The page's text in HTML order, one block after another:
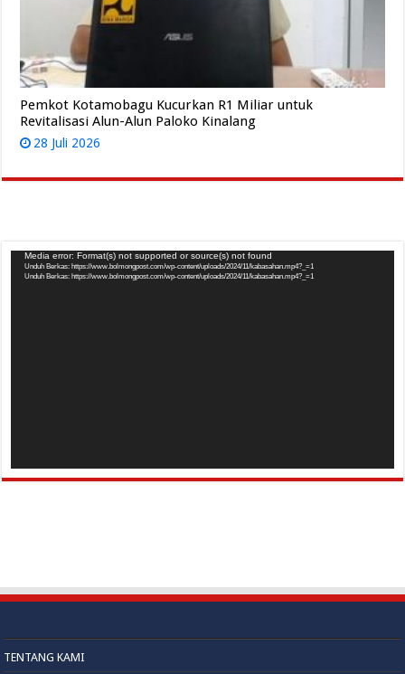
Pemkot Kotamobagu Kucurkan R1 Miliar untuk
Revitalisasi Alun-Alun Paloko Kinalang
28 Juli 2026
Pemutar
Video
Media error: Format(s) not supported or source(s) not found
Unduh Berkas: https://www.bolmongpost.com/wp-content/uploads/2024/11/kabasahan.mp4?_=1
Unduh Berkas: https://www.bolmongpost.com/wp-content/uploads/2024/11/kabasahan.mp4?_=1
TENTANG KAMI